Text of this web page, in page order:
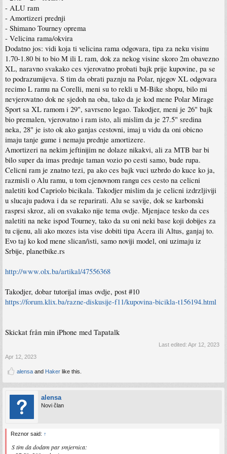
- ALU ram
- Amortizeri prednji
- Shimano Tourney oprema
- Velicina rama/okvira
Dodatno jos: vidi koja ti velicina rama odgovara, tipa za neku visinu
1.70-1.80 bi to bio M ili L ram, dok za nekog visine skoro 2m obavezno
XL, naravno svakako ces vjerovatno probati bajk prije kupovine, pa se
to podrazumijeva. S tim da obrati paznju na Polar, njegov XL odgovara
recimo L ramu na Corelli, meni su to rekli u M-Bike shopu, bilo mi
nevjerovatno dok ne sjedoh na oba, tako da je kod mene Polar Mirage
Sport sa XL ramom i 29", savrseno legao. Takodjer, meni je 26" bajk
bio premalen, vjerovatno i ram isto, ali mislim da je 27.5" sredina
neka, 28" je isto ok ako ganjas cestovni, imaj u vidu da oni obicno
imaju tanje gume i nemaju prednje amortizere.
Amortizeri na nekim jeftinijim ne dolaze nikakvi, ali za MTB bar bi
bilo super da imas prednje taman vozio po cesti samo, bude rupa.
Celicni ram je znatno tezi, pa ako ces bajk vuci uzbrdo do kuce ko ja,
razmisli o Alu ramu, u tom cjenovnom rangu ces cesto na celicni
naletiti kod Capriolo bicikala. Takodjer mislim da je celicni izdrzljiviji
u slucaju padova i da se reparirati. Alu se savije, dok se karbonski
rasprsi skroz, ali on svakako nije tema ovdje. Mjenjace tesko da ces
naletiti na neke ispod Tourney, tako da su oni neki base koji dobijes za
tu cijenu, ali ako mozes ista vise dobiti tipa Acera ili Altus, ganjaj to.
Evo taj ko kod mene slican/isti, samo noviji model, oni uzimaju iz
Srbije, planetbike.rs
http://www.olx.ba/artikal/47556368
Takodjer, dobar tutorijal imas ovdje, post #10
https://forum.klix.ba/razne-diskusije-f11/kupovina-bicikla-t156194.html
Skickat från min iPhone med Tapatalk
Last edited: Apr 12, 2023
Apr 12, 2023
alensa and Haker like this.
alensa
Novi član
Reznor said: ↑
S tim da dodam par smjernica: